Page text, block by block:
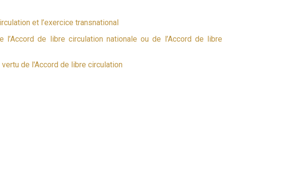
et l’exercice transnational
l’Accord de libre circulation nationale ou de l’Accord de libre
de l'Accord de libre circulation